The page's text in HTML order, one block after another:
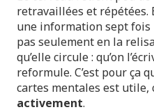
retravaillées et répétées.
une information sept fois
pas seulement en la
qu’elle circule : qu’on
reformule. C’est pour ça
cartes mentales est utile,
activement.